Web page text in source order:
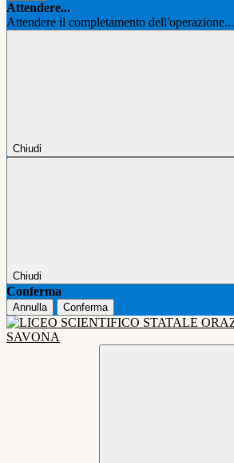
Attendere...
Attendere il completamento dell'operazione...
Chiudi
Chiudi
Conferma
Annulla Conferma